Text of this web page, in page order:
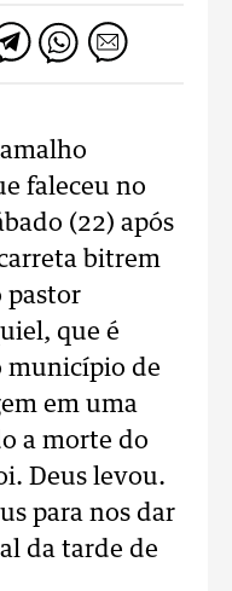
faleceu no
(22) após
bitrem
pastor
que é
município de
em uma
a morte do
Deus levou.
para nos dar
da tarde de